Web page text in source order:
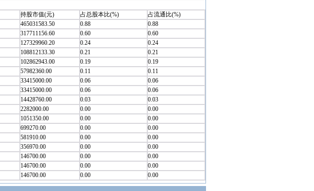
持股市值(元) 占总股本比(%)
占流通比(%)
465031583.50 0.88
0.88
317711156.60 0.60
0.60
127329960.20 0.24
0.24
108812133.30 0.21
0.21
102862943.00 0.19
0.19
57982360.00 0.11
0.11
33415000.00 0.06
0.06
33415000.00 0.06
0.06
14428760.00 0.03
0.03
2282000.00 0.00
0.00
1051350.00 0.00
0.00
699270.00 0.00
0.00
581910.00 0.00
0.00
356970.00 0.00
0.00
146700.00 0.00
0.00
146700.00 0.00
0.00
146700.00 0.00 0.00